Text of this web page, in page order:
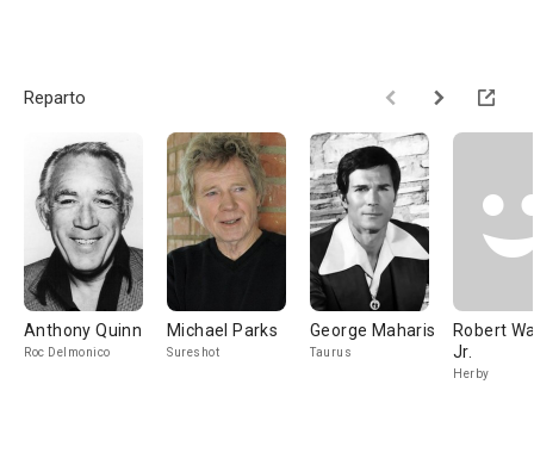
Reparto
Anthony Quinn
Roc Delmonico
Michael Parks
Sureshot
George Maharis
Taurus
Robert
Jr.
Herby